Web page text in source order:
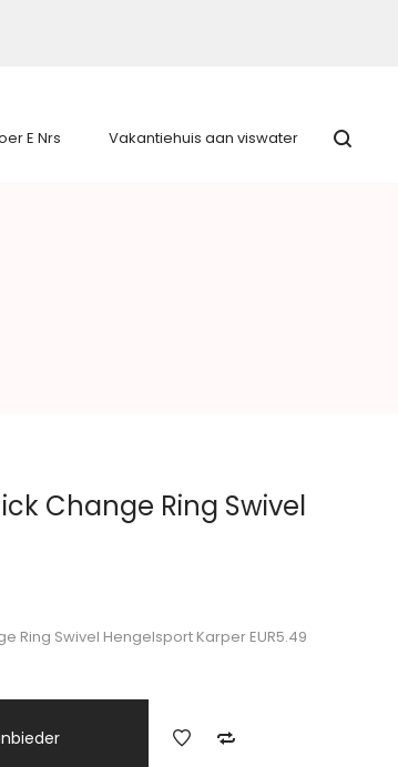
E Nrs Vakantiehuis aan viswater
Change Ring Swivel
Ring Swivel Hengelsport Karper EUR5.49